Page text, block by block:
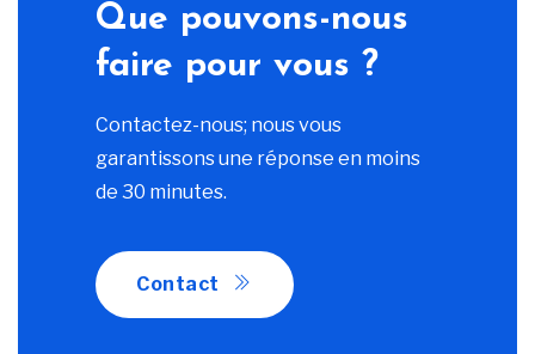
Que pouvons-nous
faire pour vous ?
Contactez-nous; nous vous
garantissons une réponse en moins
de 30 minutes.
Contact